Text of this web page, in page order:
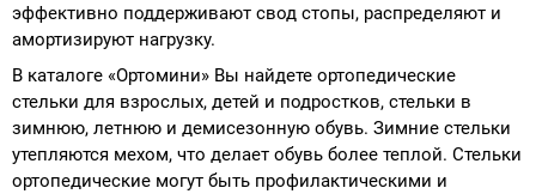
эффективно поддерживают свод стопы, распределяют и
амортизируют нагрузку.
В каталоге «Ортомини» Вы найдете ортопедические
стельки для взрослых, детей и подростков, стельки в
зимнюю, летнюю и демисезонную обувь. Зимние стельки
утепляются мехом, что делает обувь более теплой. Стельки
ортопедические могут быть профилактическими и